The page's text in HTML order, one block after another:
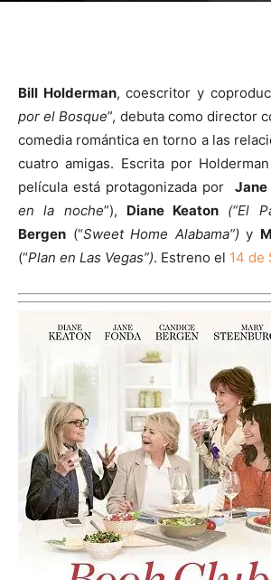
Bill Holderman, coescritor y
por el Bosque”, debuta como director
comedia romántica en torno a las
cuatro amigas. Escrita por
película está protagonizada por Jane
en la noche”), Diane Keaton (“El
Bergen (“Sweet Home Alabama”) y
(“Plan en Las Vegas”). Estreno el 14 de